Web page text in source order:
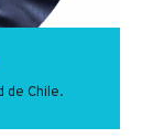
de Chile.